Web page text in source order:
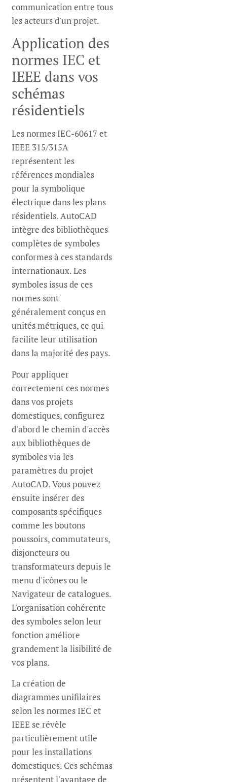
communication entre tous
les acteurs d'un projet.
Application des
normes IEC et
IEEE dans vos
schémas
résidentiels
Les normes IEC-60617 et
IEEE 315/315A
représentent les
références mondiales
pour la symbolique
électrique dans les plans
résidentiels. AutoCAD
intègre des bibliothèques
complètes de symboles
conformes à ces standards
internationaux. Les
symboles issus de ces
normes sont
généralement conçus en
unités métriques, ce qui
facilite leur utilisation
dans la majorité des pays.
Pour appliquer
correctement ces normes
dans vos projets
domestiques, configurez
d'abord le chemin d'accès
aux bibliothèques de
symboles via les
paramètres du projet
AutoCAD. Vous pouvez
ensuite insérer des
composants spécifiques
comme les boutons
poussoirs, commutateurs,
disjoncteurs ou
transformateurs depuis le
menu d'icônes ou le
Navigateur de catalogues.
L'organisation cohérente
des symboles selon leur
fonction améliore
grandement la lisibilité de
vos plans.
La création de
diagrammes unifilaires
selon les normes IEC et
IEEE se révèle
particulièrement utile
pour les installations
domestiques. Ces schémas
présentent l'avantage de